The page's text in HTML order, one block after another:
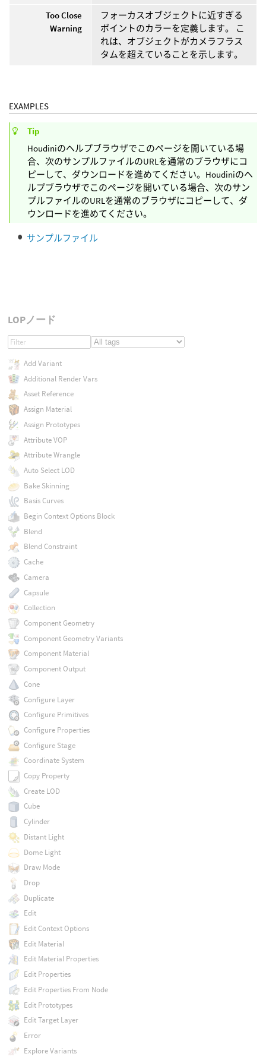
Too Close
Warning
フォーカスオブジェクトに近すぎる
ポイントのカラーを定義します。 こ
れは、オブジェクトがカメラフラス
タムを超えていることを示します。
EXAMPLES
Tip
Houdiniのヘルプブラウザでこのページを開いている場
合、次のサンプルファイルのURLを通常のブラウザにコ
ピーして、ダウンロードを進めてください。Houdiniのヘ
ルプブラウザでこのページを開いている場合、次のサン
プルファイルのURLを通常のブラウザにコピーして、ダ
ウンロードを進めてください。
サンプルファイル
LOPノード
Add Variant
Additional Render Vars
Asset Reference
Assign Material
Assign Prototypes
Attribute VOP
Attribute Wrangle
Auto Select LOD
Bake Skinning
Basis Curves
Begin Context Options Block
Blend
Blend Constraint
Cache
Camera
Capsule
Collection
Component Geometry
Component Geometry Variants
Component Material
Component Output
Cone
Configure Layer
Configure Primitives
Configure Properties
Configure Stage
Coordinate System
Copy Property
Create LOD
Cube
Cylinder
Distant Light
Dome Light
Draw Mode
Drop
Duplicate
Edit
Edit Context Options
Edit Material
Edit Material Properties
Edit Properties
Edit Properties From Node
Edit Prototypes
Edit Target Layer
Error
Explore Variants